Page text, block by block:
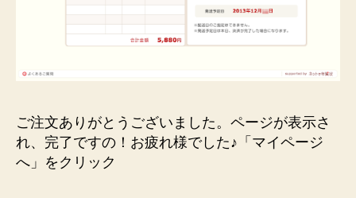
ご注文ありがとうございました。ページが表示さ
れ、完了ですの！お疲れ様でした♪「マイページ
へ」をクリック